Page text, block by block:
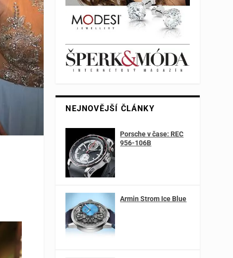
NEJNOVĚJŠÍ ČLÁNKY
Porsche v čase: REC
956-106B
Armin Strom Ice Blue